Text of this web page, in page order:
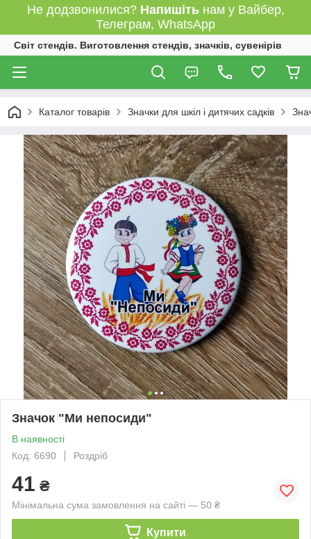
Не додзвонилися? Напишітьнам у Вайбер,
Телеграм, WhatsApp
Світ стендів. Виготовлення стендів, значків, сувенірів
Каталог товарів Значки для шкіл і дитячих садків
Значок "Ми непосиди"
В наявності
Код: 6690
Роздріб
41 ₴
Мінімальна сума замовлення на сайті — 50 ₴
Купити